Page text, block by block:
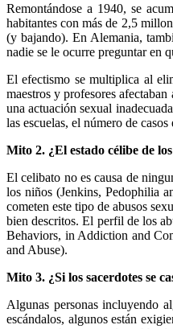
Remontándose a 1940, se
habitantes con más de 2,5
(y bajando). En Alemania,
nadie se le ocurre preguntar en
El efectismo se multiplica al
maestros y profesores
una actuación sexual
las escuelas, el número de
Mito 2. ¿El estado célibe de
El celibato no es causa de
los niños (Jenkins, Pedophilia
cometen este tipo de abusos
bien descritos. El perfil de los
Behaviors, in Addiction and
and Abuse).
Mito 3. ¿Si los sacerdotes se
Algunas personas incluyendo
escándalos, algunos están